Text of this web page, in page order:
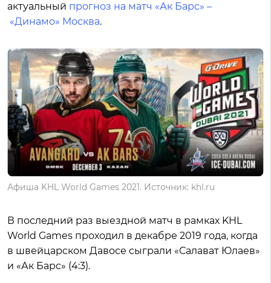
актуальный прогноз на матч «Ак Барс» –
«Динамо» Москва.
Афиша KHL World Games 2021. Источник: khl.ru
В последний раз выездной матч в рамках KHL
World Games проходил в декабре 2019 года, когда
в швейцарском Давосе сыграли «Салават Юлаев»
и «Ак Барс» (4:3).